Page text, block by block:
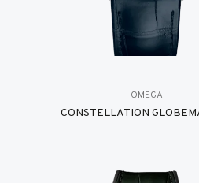
OMEGA
CONSTELLATION